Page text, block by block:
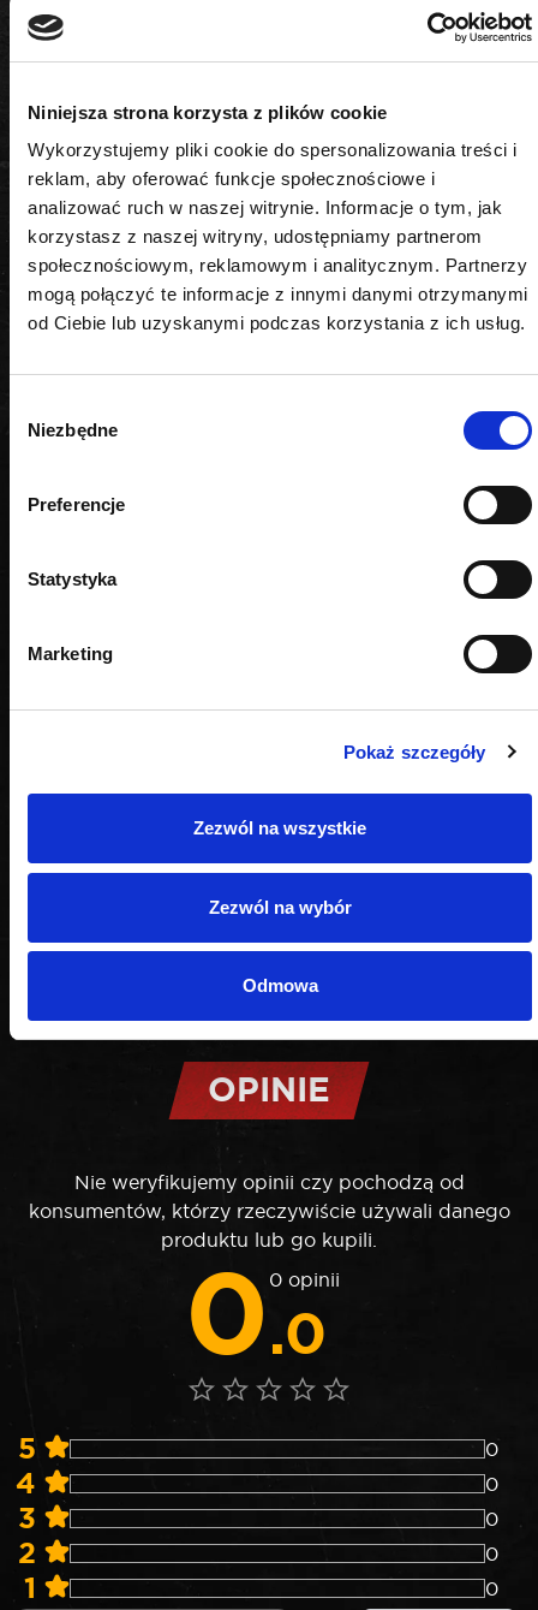
Niniejsza strona korzysta z plików cookie
Wykorzystujemy pliki cookie do spersonalizowania treści i
reklam, aby oferować funkcje społecznościowe i
analizować ruch w naszej witrynie. Informacje o tym, jak
korzystasz z naszej witryny, udostępniamy partnerom
społecznościowym, reklamowym i analitycznym. Partnerzy
mogą połączyć te informacje z innymi danymi otrzymanymi
od Ciebie lub uzyskanymi podczas korzystania z ich usług.
zgody
Niezbędne
Preferencje
Statystyka
Marketing
Pokaż szczegóły
Zezwól na wszystkie
Zezwól na wybór
Odmowa
usprawnia pracę, zwiększa komfort i bezpieczeństwo
użytkowania w każdym warsztacie.
DANE TECHNICZNE
Zestaw zawiera
klucze imbusowe, nasadki trzpieniowe
PODOBNE PRODUKTY
OPINIE
Nie weryfikujemy opinii czy pochodzą od
konsumentów, którzy rzeczywiście używali danego
produktu lub go kupili.
0.0
0 opinii
5 0
4 0
3 0
2 0
1 0